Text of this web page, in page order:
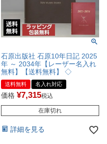
石原出版社 石原10年日記 2025
年 ～ 2034年【レーザー名入れ
無料】【送料無料】 ◇
送料無料 名入れ対応
価格 ¥7,315税込
在庫切れ
詳細を見る